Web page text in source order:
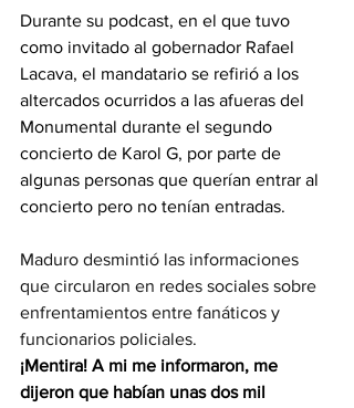
Durante su podcast, en el que tuvo
como invitado al gobernador Rafael
Lacava, el mandatario se refirió a los
altercados ocurridos a las afueras del
Monumental durante el segundo
concierto de Karol G, por parte de
algunas personas que querían entrar al
concierto pero no tenían entradas.
Maduro desmintió las informaciones
que circularon en redes sociales sobre
enfrentamientos entre fanáticos y
funcionarios policiales.
¡Mentira! A mi me informaron, me
dijeron que habían unas dos mil